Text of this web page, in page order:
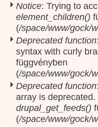
Notice: Trying to
element_children()
(/space/www/gock/
Deprecated function
syntax with curly
függvényben
(/space/www/gock/
Deprecated function
array is
drupal_get_feeds()
(/space/www/gock/